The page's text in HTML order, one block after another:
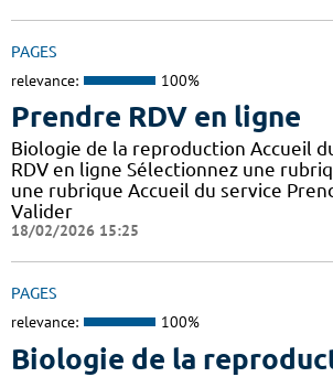
PAGES
relevance: 100%
Prendre RDV en ligne
Biologie de la reproduction Accueil
RDV en ligne Sélectionnez une
une rubrique Accueil du service
Valider
18/02/2026 15:25
PAGES
relevance: 100%
Biologie de la